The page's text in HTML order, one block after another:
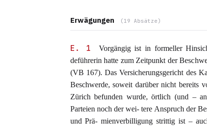
Erwägungen (19 Absätze)
E. 1
Vorgängig ist in formeller
deführerin hatte zum Zeitpunkt der
(VB 167). Das Versicherungsgericht des
Beschwerde, soweit darüber nicht bereits
Zürich befunden wurde, örtlich (und –
Parteien noch der wei- tere Anspruch der
und Prä- mienverbilligung strittig ist –